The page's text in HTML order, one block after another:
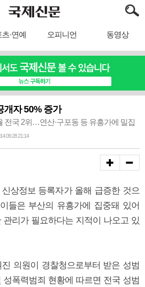
·연예 오피니언 동영상
개자 50% 증가
전국 2위…연산·구포동 등 유흥가에 밀집
21:14
상정보 등록자가 올해 급증한 것으
들은 부산의 유흥가에 집중돼 있어
관리가 필요하다는 지적이 나오고 있
의원이 경찰청으로부터 받은 성범
성폭력범죄 현황에 따르면 전국 성범